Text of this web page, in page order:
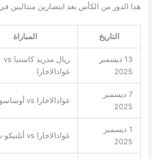
هذا الدور من الكأس بعد انتصارين متتاليين في
التاريخ المباراة
13 ديسمبر
2025
ريال مدريد كاستيا vs
غوادالاخارا
7 ديسمبر
2025
غوادالاخارا vs أوساسونا B
1 ديسمبر
2025
غوادالاخارا vs أتلتيكو سبتة